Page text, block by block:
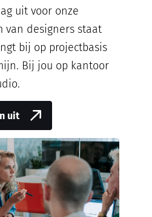
uit voor onze
van designers staat
bij op projectbasis
Bij jou op kantoor
uit